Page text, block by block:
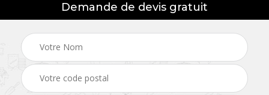
Demande de devis gratuit